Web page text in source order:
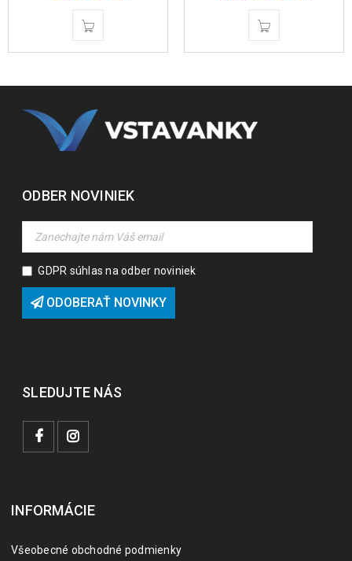
ODBER NOVINIEK
GDPR súhlas na odber noviniek
ODOBERAŤ NOVINKY
SLEDUJTE NÁS
INFORMÁCIE
Všeobecné obchodné podmienky